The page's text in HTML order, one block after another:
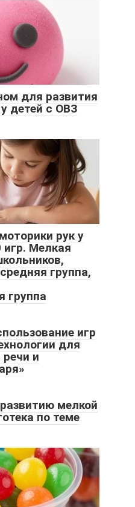
для развития
детей с ОВЗ
рук у
игр. Мелкая
группа,
группа
игр
для
речи и
мелкой
по теме